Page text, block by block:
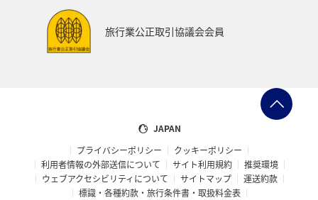
旅行業公正取引協議会会員
JAPAN
プライバシーポリシー
クッキーポリシー
利用者情報の外部送信について
サイト利用規約
推奨環境
ウェブアクセシビリティについて
サイトマップ
運送約款
標識・各種約款・旅行条件書・取扱料金表